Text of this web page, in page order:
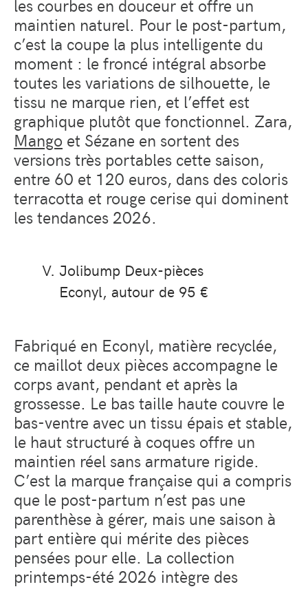
les courbes en douceur et offre un
maintien naturel. Pour le post-partum,
c’est la coupe la plus intelligente du
moment : le froncé intégral absorbe
toutes les variations de silhouette, le
tissu ne marque rien, et l’effet est
graphique plutôt que fonctionnel. Zara,
Mango et Sézane en sortent des
versions très portables cette saison,
entre 60 et 120 euros, dans des coloris
terracotta et rouge cerise qui dominent
les tendances 2026.
Jolibump Deux-pièces
Econyl, autour de 95 €
Fabriqué en Econyl, matière recyclée,
ce maillot deux pièces accompagne le
corps avant, pendant et après la
grossesse. Le bas taille haute couvre le
bas-ventre avec un tissu épais et stable,
le haut structuré à coques offre un
maintien réel sans armature rigide.
C’est la marque française qui a compris
que le post-partum n’est pas une
parenthèse à gérer, mais une saison à
part entière qui mérite des pièces
pensées pour elle. La collection
printemps-été 2026 intègre des